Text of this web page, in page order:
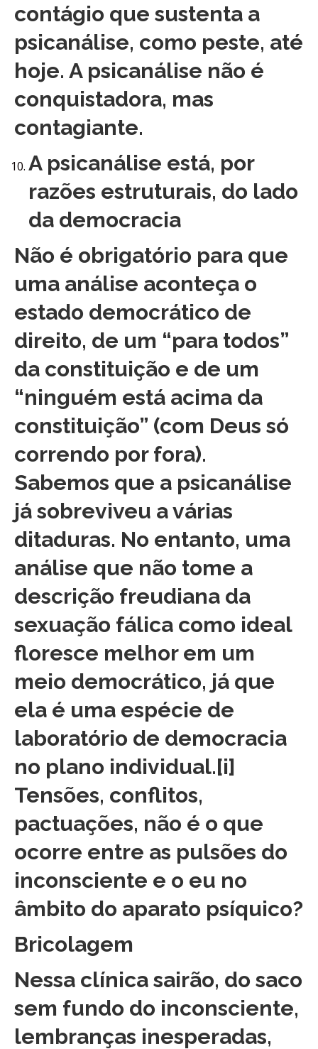
contágio que sustenta a
psicanálise, como peste, até
hoje. A psicanálise não é
conquistadora, mas
contagiante.
A psicanálise está, por
razões estruturais, do lado
da democracia
Não é obrigatório para que
uma análise aconteça o
estado democrático de
direito, de um “para todos”
da constituição e de um
“ninguém está acima da
constituição” (com Deus só
correndo por fora).
Sabemos que a psicanálise
já sobreviveu a várias
ditaduras. No entanto, uma
análise que não tome a
descrição freudiana da
sexuação fálica como ideal
floresce melhor em um
meio democrático, já que
ela é uma espécie de
laboratório de democracia
no plano individual.[i]
Tensões, conflitos,
pactuações, não é o que
ocorre entre as pulsões do
inconsciente e o eu no
âmbito do aparato psíquico?
Bricolagem
Nessa clínica sairão, do saco
sem fundo do inconsciente,
lembranças inesperadas,